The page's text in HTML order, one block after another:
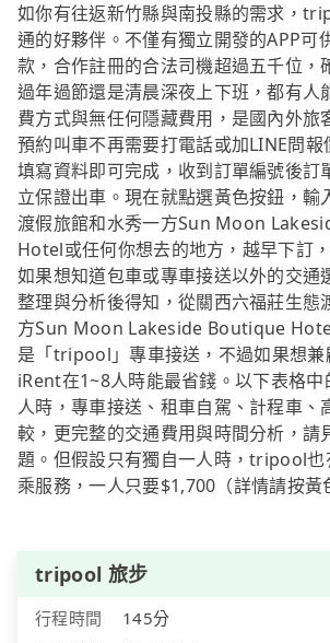
如你有往返新竹縣與南投縣的需求，
通的好夥伴。不僅有獨立開發的APP可
款，合作註冊的合法司機超過五千位，
過年過節還是清晨深夜上下班，都有人
費方式與無任何隱藏費用，是國內外旅
預約叫車不再需要打電話或加LINE問
填寫資料即可完成，收到訂單編號後訂
立保證出車。現在就點選黃色按鈕，輸
渡假旅館和水秀一方Sun Moon
Hotel或任何你想去的地方，越早下訂
如果想知道包車或專車接送以外的交通
整理與分析後得知，從關西六福莊生態
方Sun Moon Lakeside Boutique
是「tripool」專車接送，不過如果想兼
iRent在1~8人時能最省錢。以下表格中
人時，專車接送、租車自駕、計程車、
較，更完整的交通費用與時間分析，請
題。但假設只有獨自一人時，tripool也
乘服務，一人只要$1,700（詳情請按黃
tripool 旅步
行程時間
145分